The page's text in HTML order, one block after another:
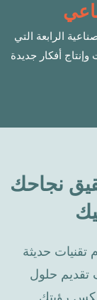
الرابعة التي
أفكار جديدة
نجاحك
حديثة
تقديم حلول
رؤيتك